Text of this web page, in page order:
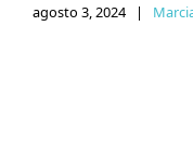
agosto 3, 2024 |